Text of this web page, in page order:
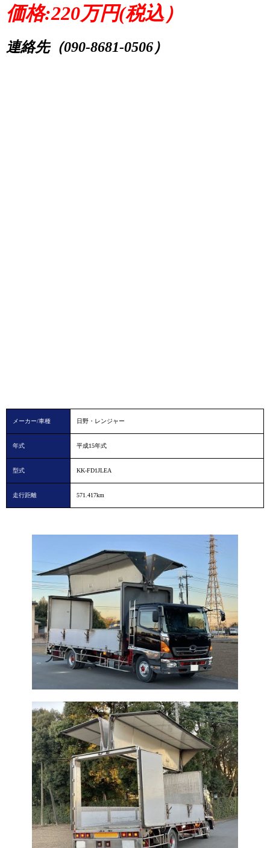
価格:220万円(税込）
連絡先（090-8681-0506）
メーカー/車種 日野・レンジャー
年式 平成15年式
型式 KK-FD1JLEA
走行距離 571.417km